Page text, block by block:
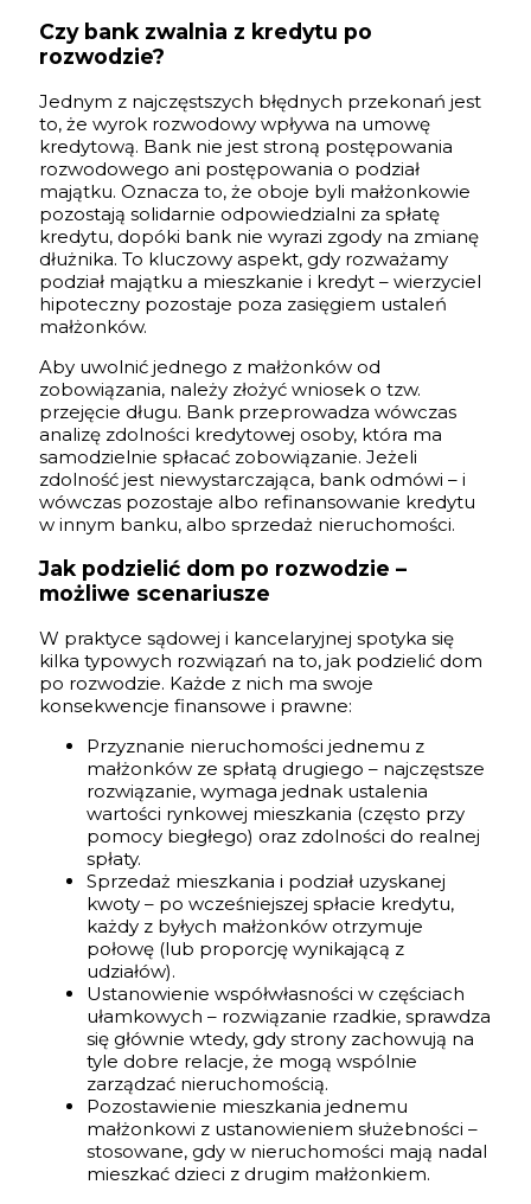
Czy bank zwalnia z kredytu po
rozwodzie?
Jednym z najczęstszych błędnych przekonań jest
to, że wyrok rozwodowy wpływa na umowę
kredytową. Bank nie jest stroną postępowania
rozwodowego ani postępowania o podział
majątku. Oznacza to, że oboje byli małżonkowie
pozostają solidarnie odpowiedzialni za spłatę
kredytu, dopóki bank nie wyrazi zgody na zmianę
dłużnika. To kluczowy aspekt, gdy rozważamy
podział majątku a mieszkanie i kredyt – wierzyciel
hipoteczny pozostaje poza zasięgiem ustaleń
małżonków.
Aby uwolnić jednego z małżonków od
zobowiązania, należy złożyć wniosek o tzw.
przejęcie długu. Bank przeprowadza wówczas
analizę zdolności kredytowej osoby, która ma
samodzielnie spłacać zobowiązanie. Jeżeli
zdolność jest niewystarczająca, bank odmówi – i
wówczas pozostaje albo refinansowanie kredytu
w innym banku, albo sprzedaż nieruchomości.
Jak podzielić dom po rozwodzie –
możliwe scenariusze
W praktyce sądowej i kancelaryjnej spotyka się
kilka typowych rozwiązań na to, jak podzielić dom
po rozwodzie. Każde z nich ma swoje
konsekwencje finansowe i prawne:
Przyznanie nieruchomości jednemu z
małżonków ze spłatą drugiego – najczęstsze
rozwiązanie, wymaga jednak ustalenia
wartości rynkowej mieszkania (często przy
pomocy biegłego) oraz zdolności do realnej
spłaty.
Sprzedaż mieszkania i podział uzyskanej
kwoty – po wcześniejszej spłacie kredytu,
każdy z byłych małżonków otrzymuje
połowę (lub proporcję wynikającą z
udziałów).
Ustanowienie współwłasności w częściach
ułamkowych – rozwiązanie rzadkie, sprawdza
się głównie wtedy, gdy strony zachowują na
tyle dobre relacje, że mogą wspólnie
zarządzać nieruchomością.
Pozostawienie mieszkania jednemu
małżonkowi z ustanowieniem służebności –
stosowane, gdy w nieruchomości mają nadal
mieszkać dzieci z drugim małżonkiem.